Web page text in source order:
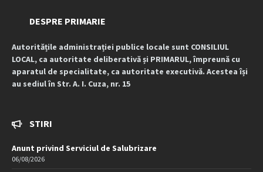
DESPRE PRIMARIE
Autoritățile administrației publice locale sunt CONSILIUL
LOCAL, ca autoritate deliberativă și PRIMARUL, împreună cu
aparatul de specialitate, ca autoritate executivă. Acestea își
au sediul în Str. A. I. Cuza, nr. 15
STIRI
Anunt privind Serviciul de Salubrizare
06/08/2026